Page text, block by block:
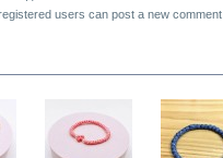
users can post a new comment.